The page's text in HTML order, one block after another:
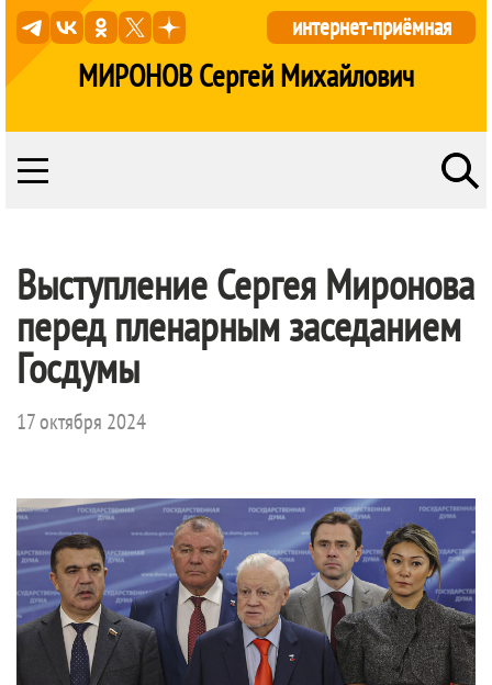
МИРОНОВ Сергей Михайлович
интернет-приёмная
Выступление Сергея Миронова
перед пленарным заседанием
Госдумы
17 октября 2024